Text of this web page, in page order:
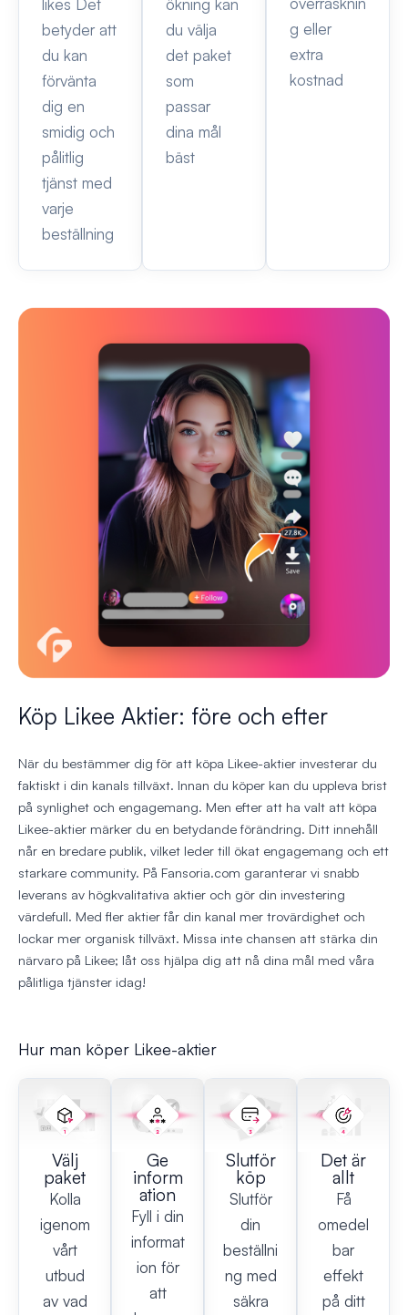
betyder att
du kan
förvänta
dig en
smidig och
pålitlig
tjänst med
varje
beställning
du välja
det paket
som
passar
dina mål
bäst
g eller
extra
kostnad
Köp Likee Aktier: före och efter
När du bestämmer dig för att köpa Likee-aktier investerar du
faktiskt i din kanals tillväxt. Innan du köper kan du uppleva brist
på synlighet och engagemang. Men efter att ha valt att köpa
Likee-aktier märker du en betydande förändring. Ditt innehåll
når en bredare publik, vilket leder till ökat engagemang och ett
starkare community. På Fansoria.com garanterar vi snabb
leverans av högkvalitativa aktier och gör din investering
värdefull. Med fler aktier får din kanal mer trovärdighet och
lockar mer organisk tillväxt. Missa inte chansen att stärka din
närvaro på Likee; låt oss hjälpa dig att nå dina mål med våra
pålitliga tjänster idag!
Hur man köper Likee-aktier
Välj
paket
Kolla
igenom
vårt
utbud
av vad
Ge
inform
ation
Fyll i din
informat
ion för
att
Slutför
köp
Slutför
din
beställni
ng med
säkra
Det är
allt
Få
omedel
bar
effekt
på ditt